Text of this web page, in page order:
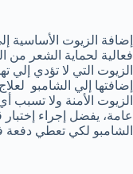
إضافة الزيوت الأساسية
فعالية لحماية الشعر
الزيوت التي لا تؤدي
إضافتها إلي الشامبو
الزيوت الأمنة ولا
عامة، يفضل إجراء
الشامبو لكي تعطي دفعة